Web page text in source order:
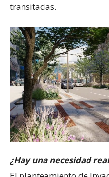
transitadas.
¿Hay una necesidad